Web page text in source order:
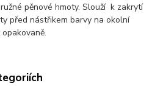
pěnové hmoty. Slouží k zakrytí
před nástřikem barvy na okolní